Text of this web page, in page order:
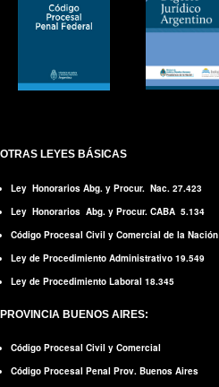
OTRAS LEYES BÁSICAS
Ley Honorarios Abg. y Procur. Nac. 27.423
Ley Honorarios Abg. y Procur. CABA 5.134
Código Procesal Civil y Comercial de la Nación
Ley de Procedimiento Administrativo 19.549
Ley de Procedimiento Laboral 18.345
PROVINCIA BUENOS AIRES:
Código Procesal Civil y Comercial
Código Procesal Penal Prov. Buenos Aires